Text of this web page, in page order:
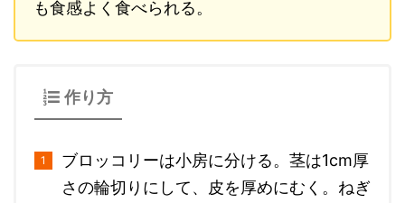
も食感よく食べられる。
作り方
ブロッコリーは小房に分ける。茎は1cm厚
さの輪切りにして、皮を厚めにむく。ねぎ